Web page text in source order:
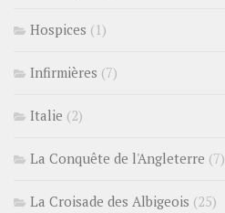
Hospices (1)
Infirmières (7)
Italie (2)
La Conquête de l'Angleterre (7)
La Croisade des Albigeois (25)